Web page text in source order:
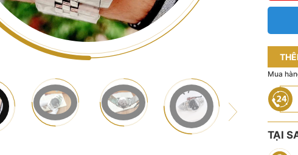
Mua
TẠI